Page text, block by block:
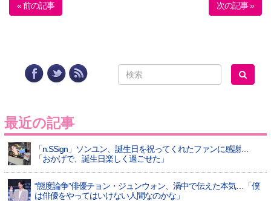
« 前の記事 次の記事 »
最近の記事
「n.SSign」ソンユン、誕生日を祝ってくれたファンに感謝…
「おかげで、誕生日楽しく過ごせた」
“態度論争”俳優チョン・ジュンウォン、渦中で伝えた本気…「僕
は俳優をやってはいけない人間なのかな」